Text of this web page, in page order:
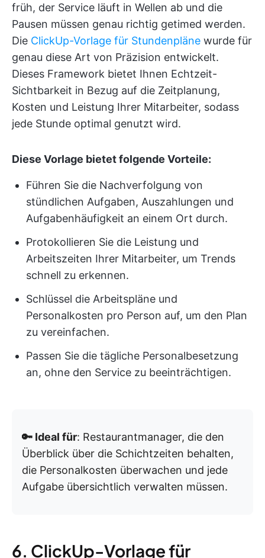
früh, der Service läuft in Wellen ab und die
Pausen müssen genau richtig getimed werden.
Die ClickUp-Vorlage für Stundenpläne wurde für
genau diese Art von Präzision entwickelt.
Dieses Framework bietet Ihnen Echtzeit-
Sichtbarkeit in Bezug auf die Zeitplanung,
Kosten und Leistung Ihrer Mitarbeiter, sodass
jede Stunde optimal genutzt wird.
Diese Vorlage bietet folgende Vorteile:
Führen Sie die Nachverfolgung von
stündlichen Aufgaben, Auszahlungen und
Aufgabenhäufigkeit an einem Ort durch.
Protokollieren Sie die Leistung und
Arbeitszeiten Ihrer Mitarbeiter, um Trends
schnell zu erkennen.
Schlüssel die Arbeitspläne und
Personalkosten pro Person auf, um den Plan
zu vereinfachen.
Passen Sie die tägliche Personalbesetzung
an, ohne den Service zu beeinträchtigen.
🔑 Ideal für: Restaurantmanager, die den
Überblick über die Schichtzeiten behalten,
die Personalkosten überwachen und jede
Aufgabe übersichtlich verwalten müssen.
6. ClickUp-Vorlage für